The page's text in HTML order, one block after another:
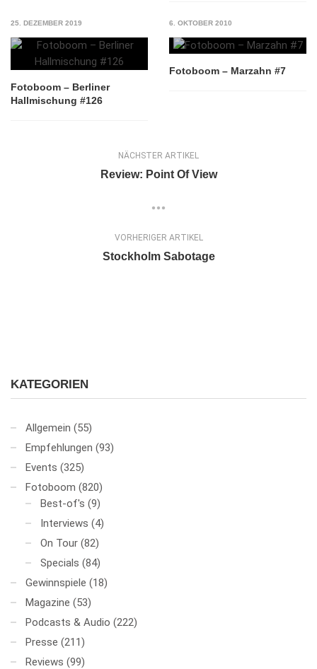
25. DEZEMBER 2019
Fotoboom – Berliner
Hallmischung #126
6. OKTOBER 2010
Fotoboom – Marzahn #7
NÄCHSTER ARTIKEL
Review: Point Of View
VORHERIGER ARTIKEL
Stockholm Sabotage
KATEGORIEN
Allgemein (55)
Empfehlungen (93)
Events (325)
Fotoboom (820)
Best-of's (9)
Interviews (4)
On Tour (82)
Specials (84)
Gewinnspiele (18)
Magazine (53)
Podcasts & Audio (222)
Presse (211)
Reviews (99)